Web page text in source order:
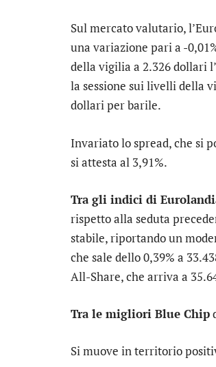
Sul mercato valutario, l’
una variazione pari a -
della vigilia a 2.326 dollari
la sessione sui livelli della
dollari per barile.
Invariato lospread, che si
si attesta al 3,91%.
Tra gli indici di
rispetto alla seduta
stabile, riportando un
che sale dello 0,39% a
All-Share, che arriva a
Tra le migliori Blue Chip
Si muove in territorio